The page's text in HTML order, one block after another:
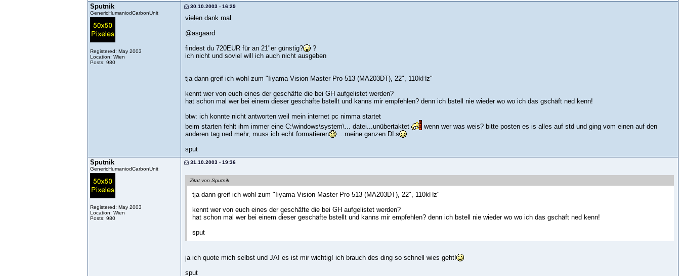
Sputnik
GenericHumaniodCarbonUnit
Registered: May 2003
Location: Wien
Posts: 980
30.10.2003 - 16:29
vielen dank mal
@asgaard
findest du 720EUR für an 21"er günstig?
?
ich nicht und soviel will ich auch nicht ausgeben
tja dann greif ich wohl zum "Iiyama Vision Master Pro 513 (MA203DT), 22", 110kHz"
kennt wer von euch eines der geschäfte die bei GH aufgelistet werden?
hat schon mal wer bei einem dieser geschäfte bstellt und kanns mir empfehlen? denn ich bstell nie wieder wo wo ich das gschäft ned kenn!
btw: ich konnte nicht antworten weil mein internet pc nimma startet
beim starten fehlt ihm immer eine C:\windows\system\... datei...unübertaktet
wenn wer was weis? bitte posten es is alles auf std und ging vom einen auf den
anderen tag ned mehr, muss ich echt formatieren
...meine ganzen DLs
sput
Sputnik
GenericHumaniodCarbonUnit
Registered: May 2003
Location: Wien
Posts: 980
31.10.2003 - 19:36
Zitat von Sputnik
tja dann greif ich wohl zum "Iiyama Vision Master Pro 513 (MA203DT), 22", 110kHz"
kennt wer von euch eines der geschäfte die bei GH aufgelistet werden?
hat schon mal wer bei einem dieser geschäfte bstellt und kanns mir empfehlen? denn ich bstell nie wieder wo wo ich das gschäft ned kenn!
sput
ja ich quote mich selbst und JA! es ist mir wichtig! ich brauch des ding so schnell wies geht!
sput